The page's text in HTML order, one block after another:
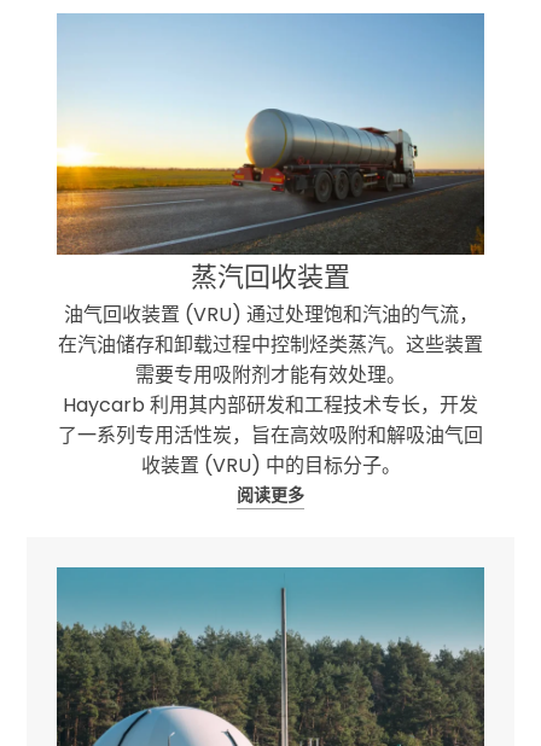
蒸汽回收装置
油气回收装置 (VRU) 通过处理饱和汽油的气流，
在汽油储存和卸载过程中控制烃类蒸汽。这些装置
需要专用吸附剂才能有效处理。
Haycarb 利用其内部研发和工程技术专长，开发
了一系列专用活性炭，旨在高效吸附和解吸油气回
收装置 (VRU) 中的目标分子。
阅读更多